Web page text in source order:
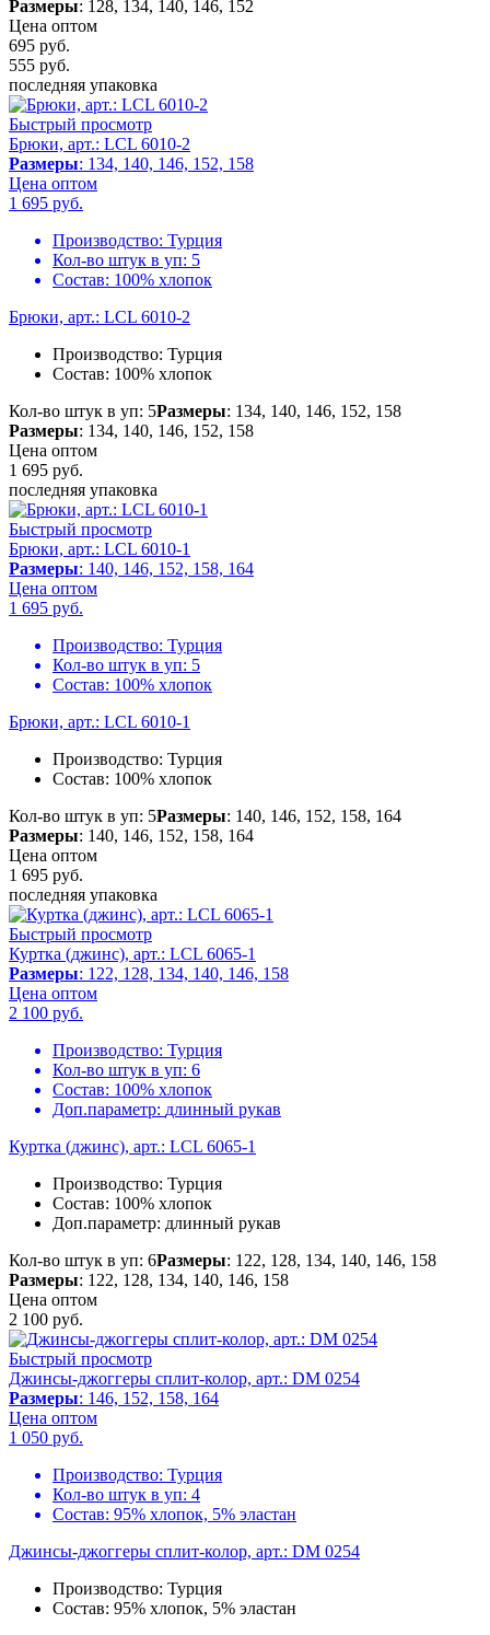
Размеры: 128, 134, 140, 146, 152
Цена оптом
695 руб.
555 руб.
последняя упаковка
Быстрый просмотр
Брюки, арт.: LCL 6010-2
Размеры: 134, 140, 146, 152, 158
Цена оптом
1 695 руб.
Производство: Турция
Кол-во штук в уп: 5
Состав: 100% хлопок
Брюки, арт.: LCL 6010-2
Производство: Турция
Состав: 100% хлопок
Кол-во штук в уп: 5Размеры: 134, 140, 146, 152, 158
Размеры: 134, 140, 146, 152, 158
Цена оптом
1 695 руб.
последняя упаковка
Быстрый просмотр
Брюки, арт.: LCL 6010-1
Размеры: 140, 146, 152, 158, 164
Цена оптом
1 695 руб.
Производство: Турция
Кол-во штук в уп: 5
Состав: 100% хлопок
Брюки, арт.: LCL 6010-1
Производство: Турция
Состав: 100% хлопок
Кол-во штук в уп: 5Размеры: 140, 146, 152, 158, 164
Размеры: 140, 146, 152, 158, 164
Цена оптом
1 695 руб.
последняя упаковка
Быстрый просмотр
Куртка (джинс), арт.: LCL 6065-1
Размеры: 122, 128, 134, 140, 146, 158
Цена оптом
2 100 руб.
Производство: Турция
Кол-во штук в уп: 6
Состав: 100% хлопок
Доп.параметр: длинный рукав
Куртка (джинс), арт.: LCL 6065-1
Производство: Турция
Состав: 100% хлопок
Доп.параметр: длинный рукав
Кол-во штук в уп: 6Размеры: 122, 128, 134, 140, 146, 158
Размеры: 122, 128, 134, 140, 146, 158
Цена оптом
2 100 руб.
Быстрый просмотр
Джинсы-джоггеры сплит-колор, арт.: DM 0254
Размеры: 146, 152, 158, 164
Цена оптом
1 050 руб.
Производство: Турция
Кол-во штук в уп: 4
Состав: 95% хлопок, 5% эластан
Джинсы-джоггеры сплит-колор, арт.: DM 0254
Производство: Турция
Состав: 95% хлопок, 5% эластан